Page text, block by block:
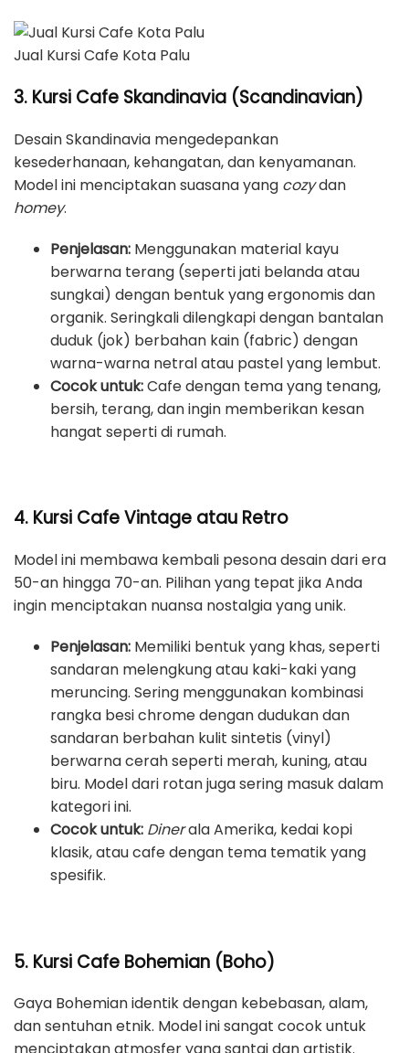
Jual Kursi Cafe Kota Palu
3. Kursi Cafe Skandinavia (Scandinavian)
Desain Skandinavia mengedepankan
kesederhanaan, kehangatan, dan kenyamanan.
Model ini menciptakan suasana yang cozydan
homey.
Penjelasan: Menggunakan material kayu
berwarna terang (seperti jati belanda atau
sungkai) dengan bentuk yang ergonomis dan
organik. Seringkali dilengkapi dengan bantalan
duduk (jok) berbahan kain (fabric) dengan
warna-warna netral atau pastel yang lembut.
Cocok untuk:Cafe dengan tema yang tenang,
bersih, terang, dan ingin memberikan kesan
hangat seperti di rumah.
4. Kursi Cafe Vintage atau Retro
Model ini membawa kembali pesona desain dari era
50-an hingga 70-an. Pilihan yang tepat jika Anda
ingin menciptakan nuansa nostalgia yang unik.
Penjelasan: Memiliki bentuk yang khas, seperti
sandaran melengkung atau kaki-kaki yang
meruncing. Sering menggunakan kombinasi
rangka besi chrome dengan dudukan dan
sandaran berbahan kulit sintetis (vinyl)
berwarna cerah seperti merah, kuning, atau
biru. Model dari rotan juga sering masuk dalam
kategori ini.
Cocok untuk: Dinerala Amerika, kedai kopi
klasik, atau cafe dengan tema tematik yang
spesifik.
5. Kursi Cafe Bohemian (Boho)
Gaya Bohemian identik dengan kebebasan, alam,
dan sentuhan etnik. Model ini sangat cocok untuk